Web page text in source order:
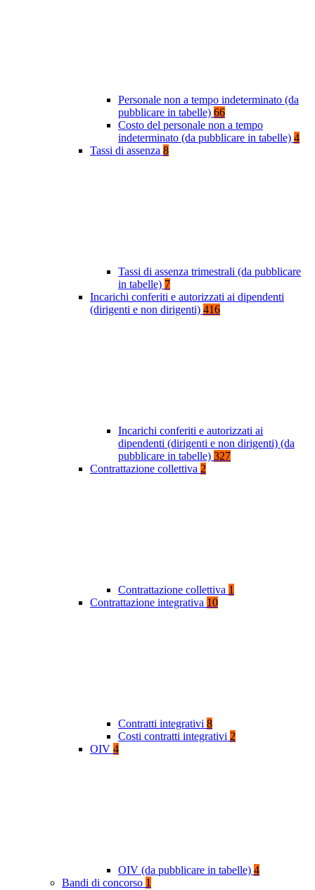
Personale non a tempo indeterminato (da
pubblicare in tabelle) 66
Costo del personale non a tempo
indeterminato (da pubblicare in tabelle) 4
Tassi di assenza 8
Tassi di assenza trimestrali (da pubblicare
in tabelle) 7
Incarichi conferiti e autorizzati ai dipendenti
(dirigenti e non dirigenti) 416
Incarichi conferiti e autorizzati ai
dipendenti (dirigenti e non dirigenti) (da
pubblicare in tabelle) 327
Contrattazione collettiva 2
Contrattazione collettiva 1
Contrattazione integrativa 10
Contratti integrativi 8
Costi contratti integrativi 2
OIV 4
OIV (da pubblicare in tabelle) 4
Bandi di concorso 1